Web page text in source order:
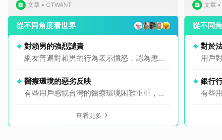
文章 • CTWANT
從不同角度看世界
對賴男的強烈譴責
網友普遍對賴男的行為表示憤怒，認為應取
更嚴厲的懲罰，甚至不讓他再出來危害他
人。
醫療環境的惡劣反映
有些用戶感慨台灣的醫療環境困難重重，雖
中工作，令他們感到憤慨。
查看更多
文章 •
從不同
對於
用戶
銀行
有些